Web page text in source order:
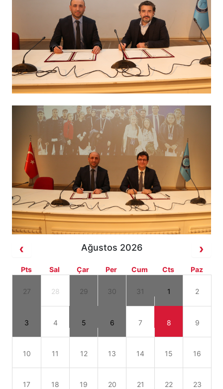
Ağustos 2026
Pts Sal Çar Per Cum Cts Paz
27 28 29 30 31 1 2
3 4 5 6 7 8 9
10 11 12 13 14 15 16
17 18 19 20 21 22 23